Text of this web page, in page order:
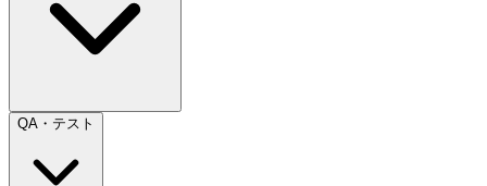
QA・テスト